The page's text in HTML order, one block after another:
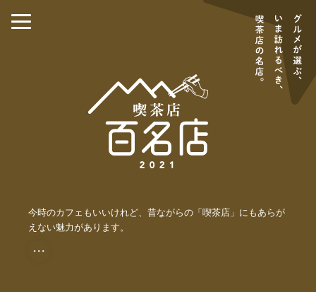
今時のカフェもいいけれど、昔ながらの「喫茶店」にもあらが
えない魅力があります。
・・・